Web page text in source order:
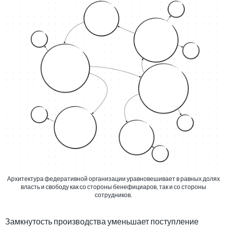
Архитектура федеративной организации уравновешивает в равных долях
власть и свободу как со стороны бенефициаров, так и со стороны
сотрудников.
Замкнутость производства уменьшает поступление